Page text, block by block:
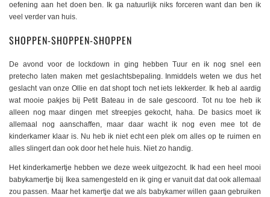
oefening aan het doen ben. Ik ga natuurlijk niks forceren want dan ben ik
veel verder van huis.
SHOPPEN-SHOPPEN-SHOPPEN
De avond voor de lockdown in ging hebben Tuur en ik nog snel een
pretecho laten maken met geslachtsbepaling. Inmiddels weten we dus het
geslacht van onze Ollie en dat shopt toch net iets lekkerder. Ik heb al aardig
wat mooie pakjes bij Petit Bateau in de sale gescoord. Tot nu toe heb ik
alleen nog maar dingen met streepjes gekocht, haha. De basics moet ik
allemaal nog aanschaffen, maar daar wacht ik nog even mee tot de
kinderkamer klaar is. Nu heb ik niet echt een plek om alles op te ruimen en
alles slingert dan ook door het hele huis. Niet zo handig.
Het kinderkamertje hebben we deze week uitgezocht. Ik had een heel mooi
babykamertje bij Ikea samengesteld en ik ging er vanuit dat dat ook allemaal
zou passen. Maar het kamertje dat we als babykamer willen gaan gebruiken